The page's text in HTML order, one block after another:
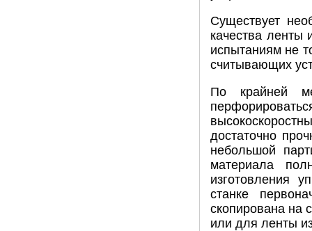
Существует
качества ленты
испытаниям не
считывающих
По крайней
достаточно
небольшой
материала
изготовления
станке
скопирована на
или для ленты